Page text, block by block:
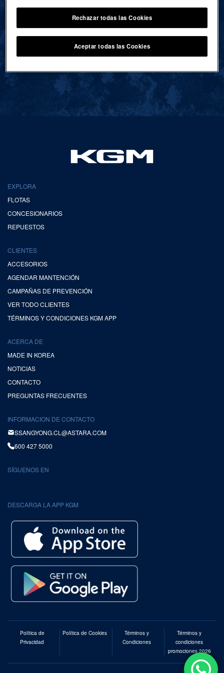
VOLVER AL INICIO
EXPLORA
FLOTAS
CONCESIONARIOS
REPUESTOS
CLIENTES
ACCESORIOS
AGENDAR MANTENCIÓN
CAMPAÑAS DE PREVENCIÓN
VER TODO CLIENTES
TÉRMINOS Y CONDICIONES KGM APP
ACERCA DE
MADE IN KOREA
NOTICIAS
CONTACTO
PREGUNTAS FRECUENTES
INFORMACION DE CONTACTO
SSANGYONG.CL@ASTARA.COM
600 427 5000
SÍGUENOS EN
DESCARGA LA APP KGM
Política de
Privacidad
Política de Cookies
Términos y
Condiciones
Términos y
condiciones
promociones 2026
Rechazar todas las Cookies
Aceptar todas las Cookies